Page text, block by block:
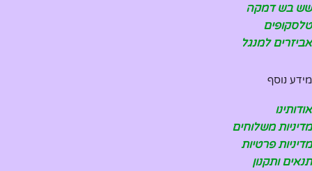
שש בש דמקה
טלסקופים
אביזרים למנגל
מידע נוסף
אודותינו
מדיניות משלוחים
מדיניות פרטיות
תנאים ותקנון